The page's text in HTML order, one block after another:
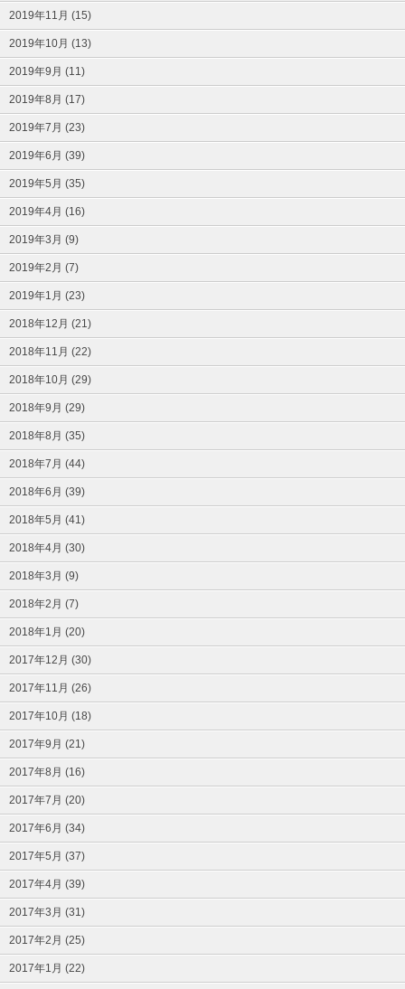
2019年11月 (15)
2019年10月 (13)
2019年9月 (11)
2019年8月 (17)
2019年7月 (23)
2019年6月 (39)
2019年5月 (35)
2019年4月 (16)
2019年3月 (9)
2019年2月 (7)
2019年1月 (23)
2018年12月 (21)
2018年11月 (22)
2018年10月 (29)
2018年9月 (29)
2018年8月 (35)
2018年7月 (44)
2018年6月 (39)
2018年5月 (41)
2018年4月 (30)
2018年3月 (9)
2018年2月 (7)
2018年1月 (20)
2017年12月 (30)
2017年11月 (26)
2017年10月 (18)
2017年9月 (21)
2017年8月 (16)
2017年7月 (20)
2017年6月 (34)
2017年5月 (37)
2017年4月 (39)
2017年3月 (31)
2017年2月 (25)
2017年1月 (22)